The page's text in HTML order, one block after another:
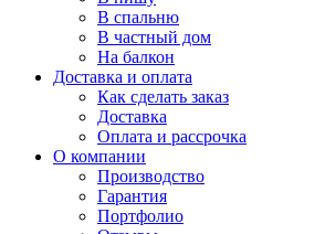
В спальню
В частный дом
На балкон
Доставка и оплата
Как сделать заказ
Доставка
Оплата и рассрочка
О компании
Производство
Гарантия
Портфолио